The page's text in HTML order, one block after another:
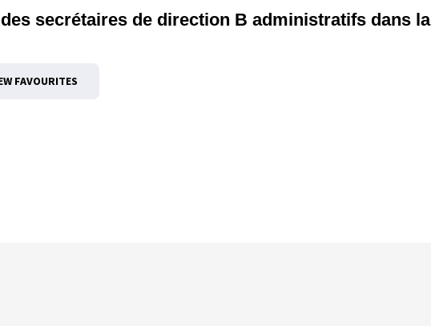
secrétaires de direction B administratifs dans la
FAVOURITES